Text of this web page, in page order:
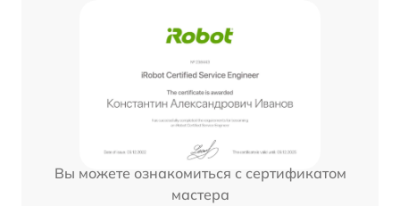
Вы можете ознакомиться с сертификатом
мастера